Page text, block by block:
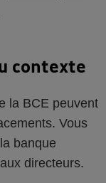
contexte
la BCE peuvent
Vous
banque
directeurs.